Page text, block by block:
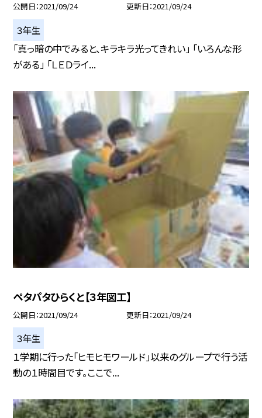
公開日 2021/09/24 更新日 2021/09/24
３年生
「真っ暗の中でみると、キラキラ光ってきれい」 「いろんな形
がある」 「ＬＥＤライ...
ペタパタひらくと【３年図工】
公開日 2021/09/24 更新日 2021/09/24
３年生
１学期に行った「ヒモヒモワールド」以来のグループで行う活
動の１時間目です。ここで...